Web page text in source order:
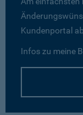
Kundenportal
Infos zu meine